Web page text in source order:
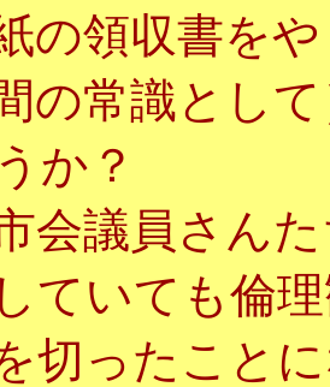
の領収書を
の常識とし
か？
会議員さん
ていても倫
切ったこと